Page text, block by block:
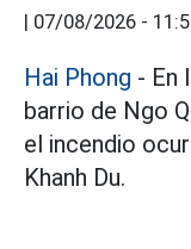
| 07/08/2026 -
Hai Phong - En
barrio de Ngo
el incendio
Khanh Du.